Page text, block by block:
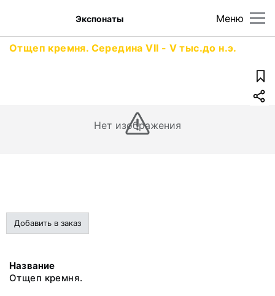
Меню
Экспонаты
Отщеп кремня. Середина VII - V тыс.до н.э.
Нет изображения
Добавить в заказ
Название
Отщеп кремня.